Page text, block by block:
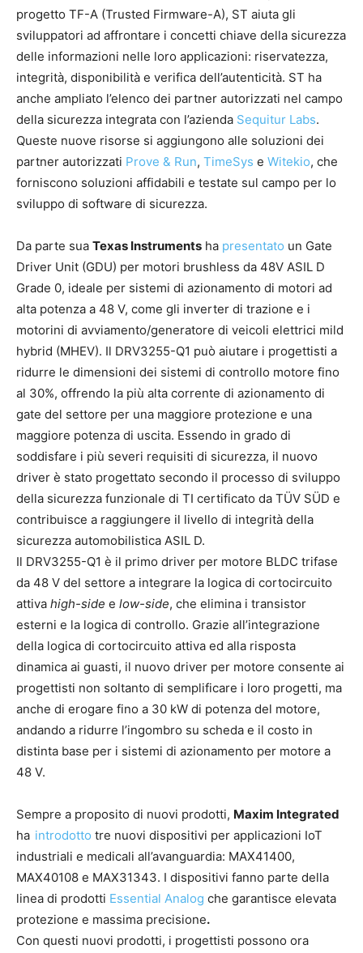
progetto TF-A (Trusted Firmware-A), ST aiuta gli
sviluppatori ad affrontare i concetti chiave della sicurezza
delle informazioni nelle loro applicazioni: riservatezza,
integrità, disponibilità e verifica dell’autenticità. ST ha
anche ampliato l’elenco dei partner autorizzati nel campo
della sicurezza integrata con l’azienda Sequitur Labs.
Queste nuove risorse si aggiungono alle soluzioni dei
partner autorizzati Prove & Run, TimeSys e Witekio, che
forniscono soluzioni affidabili e testate sul campo per lo
sviluppo di software di sicurezza.
Da parte sua Texas Instruments ha presentato un Gate
Driver Unit (GDU) per motori brushless da 48V ASIL D
Grade 0, ideale per sistemi di azionamento di motori ad
alta potenza a 48 V, come gli inverter di trazione e i
motorini di avviamento/generatore di veicoli elettrici mild
hybrid (MHEV). Il DRV3255-Q1 può aiutare i progettisti a
ridurre le dimensioni dei sistemi di controllo motore fino
al 30%, offrendo la più alta corrente di azionamento di
gate del settore per una maggiore protezione e una
maggiore potenza di uscita. Essendo in grado di
soddisfare i più severi requisiti di sicurezza, il nuovo
driver è stato progettato secondo il processo di sviluppo
della sicurezza funzionale di TI certificato da TÜV SÜD e
contribuisce a raggiungere il livello di integrità della
sicurezza automobilistica ASIL D.
Il DRV3255-Q1 è il primo driver per motore BLDC trifase
da 48 V del settore a integrare la logica di cortocircuito
attiva high-side e low-side, che elimina i transistor
esterni e la logica di controllo. Grazie all’integrazione
della logica di cortocircuito attiva ed alla risposta
dinamica ai guasti, il nuovo driver per motore consente ai
progettisti non soltanto di semplificare i loro progetti, ma
anche di erogare fino a 30 kW di potenza del motore,
andando a ridurre l’ingombro su scheda e il costo in
distinta base per i sistemi di azionamento per motore a
48 V.
Sempre a proposito di nuovi prodotti, Maxim Integrated
ha introdotto tre nuovi dispositivi per applicazioni IoT
industriali e medicali all’avanguardia: MAX41400,
MAX40108 e MAX31343. I dispositivi fanno parte della
linea di prodotti Essential Analog che garantisce elevata
protezione e massima precisione.
Con questi nuovi prodotti, i progettisti possono ora